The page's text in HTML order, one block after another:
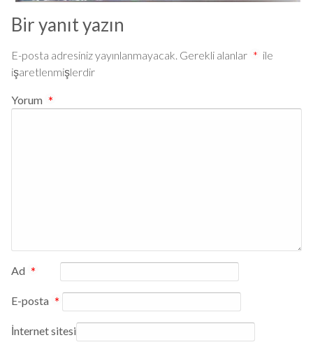
Bir yanıt yazın
E-posta adresiniz yayınlanmayacak. Gerekli alanlar * ile
işaretlenmişlerdir
Yorum *
Ad *
E-posta *
İnternet sitesi